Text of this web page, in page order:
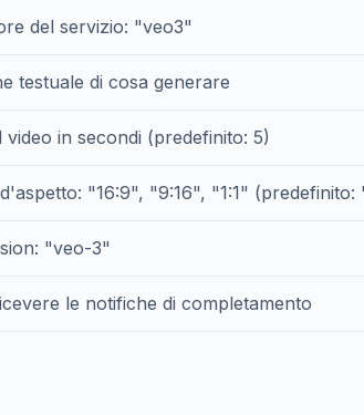
del servizio: "veo3"
testuale di cosa generare
video in secondi (predefinito: 5)
"16:9", "9:16", "1:1" (predefinito:
"veo-3"
le notifiche di completamento